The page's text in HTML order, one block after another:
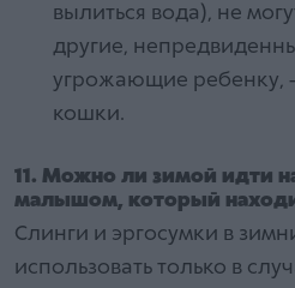
вылиться вода), не
другие,
угрожающие ребенку,
кошки.
11. Можно ли зимой идти
малышом, который
Слинги и эргосумки в
использовать только в